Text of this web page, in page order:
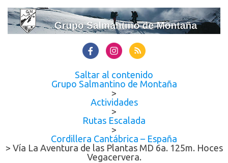
Saltar al contenido
Grupo Salmantino de Montaña
>
Actividades
>
Rutas Escalada
>
Cordillera Cantábrica – España
> Vía La Aventura de las Plantas MD 6a. 125m. Hoces
Vegacervera.